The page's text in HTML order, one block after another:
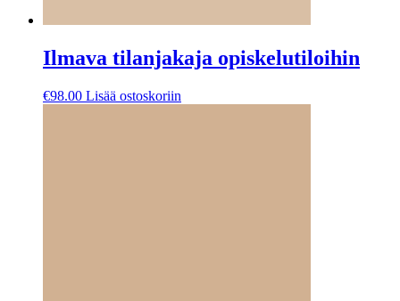
Ilmava tilanjakaja opiskelutiloihin
€98.00 Lisää ostoskoriin